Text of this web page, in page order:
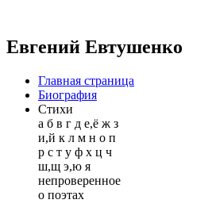
Евгений Евтушенко
Главная страница
Биография
Стихи
а б в г д е,ё ж з
и,й к л м н о п
р с т у ф х ц ч
ш,щ э,ю я
непроверенное
о поэтах